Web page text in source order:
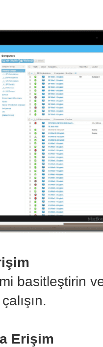
basitleştirin
Erişim